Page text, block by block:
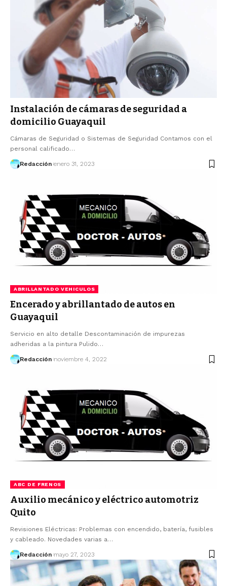
Instalación de cámaras de seguridad a
domicilio Guayaquil
Cámaras de Seguridad o Sistemas de Seguridad Contamos con el
personal calificado…
Redacción enero 31, 2023
ABRILLANTADO VEHICULOS
Encerado y abrillantado de autos en
Guayaquil
Servicio en alto detalle Descontaminación de impurezas
adheridas a la pintura Pulido…
Redacción noviembre 4, 2022
ABC DE FRENOS
Auxilio mecánico y eléctrico automotriz
Quito
Revisiones Eléctricas: Problemas con encendido, batería, fusibles
y cableado. Novedades varias a…
Redacción mayo 27, 2023